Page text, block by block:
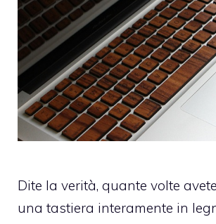
Dite la verità, quante volte
una tastiera interamente in